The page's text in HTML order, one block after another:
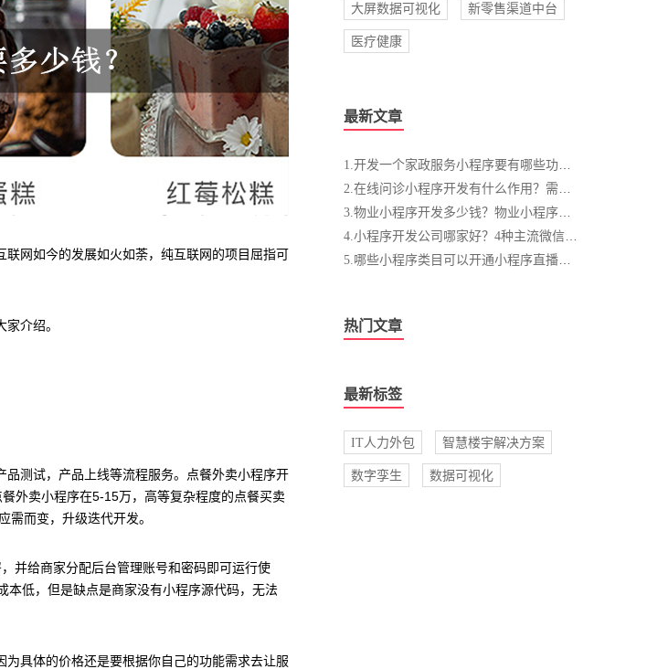
大屏数据可视化 新零售渠道中台
医疗健康
最新文章
热门文章
最新标签
IT人力外包 智慧楼宇解决方案
数字孪生 数据可视化
网如今的发展如火如荼，纯互联网的项目屈指可
介绍。
测试，产品上线等流程服务。点餐外卖小程序开
外卖小程序在5-15万，高等复杂程度的点餐买卖
而变，升级迭代开发。
并给商家分配后台管理账号和密码即可运行使
本低，但是缺点是商家没有小程序源代码，无法
具体的价格还是要根据你自己的功能需求去让服